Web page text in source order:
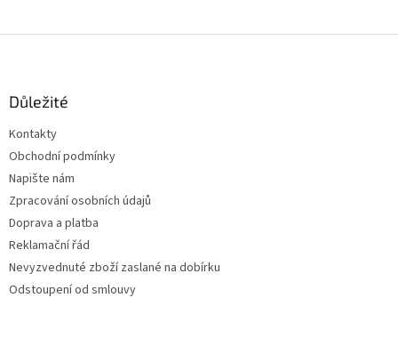
Důležité
Kontakty
Obchodní podmínky
Napište nám
Zpracování osobních údajů
Doprava a platba
Reklamační řád
Nevyzvednuté zboží zaslané na dobírku
Odstoupení od smlouvy